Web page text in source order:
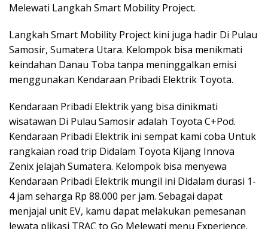
Melewati Langkah Smart Mobility Project.
Langkah Smart Mobility Project kini juga hadir Di Pulau
Samosir, Sumatera Utara. Kelompok bisa menikmati
keindahan Danau Toba tanpa meninggalkan emisi
menggunakan Kendaraan Pribadi Elektrik Toyota.
Kendaraan Pribadi Elektrik yang bisa dinikmati
wisatawan Di Pulau Samosir adalah Toyota C+Pod.
Kendaraan Pribadi Elektrik ini sempat kami coba Untuk
rangkaian road trip Didalam Toyota Kijang Innova
Zenix jelajah Sumatera. Kelompok bisa menyewa
Kendaraan Pribadi Elektrik mungil ini Didalam durasi 1-
4 jam seharga Rp 88.000 per jam. Sebagai dapat
menjajal unit EV, kamu dapat melakukan pemesanan
lewata plikasi TRAC to Go Melewati menu Experience.